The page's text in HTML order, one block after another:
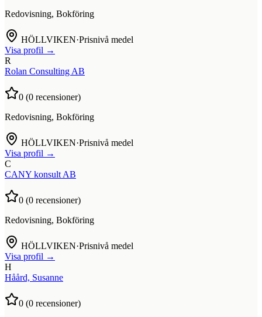
Redovisning, Bokföring
HÖLLVIKEN·Prisnivå medel
Visa profil →
R
Rolan Consulting AB
0 (0 recensioner)
Redovisning, Bokföring
HÖLLVIKEN·Prisnivå medel
Visa profil →
C
CANY konsult AB
0 (0 recensioner)
Redovisning, Bokföring
HÖLLVIKEN·Prisnivå medel
Visa profil →
H
Håård, Susanne
0 (0 recensioner)